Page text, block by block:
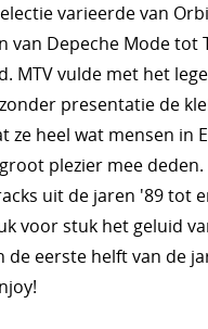
varieerde van
van Depeche Mode tot
MTV vulde met het
presentatie de
ze heel wat mensen in
plezier mee
uit de jaren '89 tot
voor stuk het geluid
de eerste helft van de